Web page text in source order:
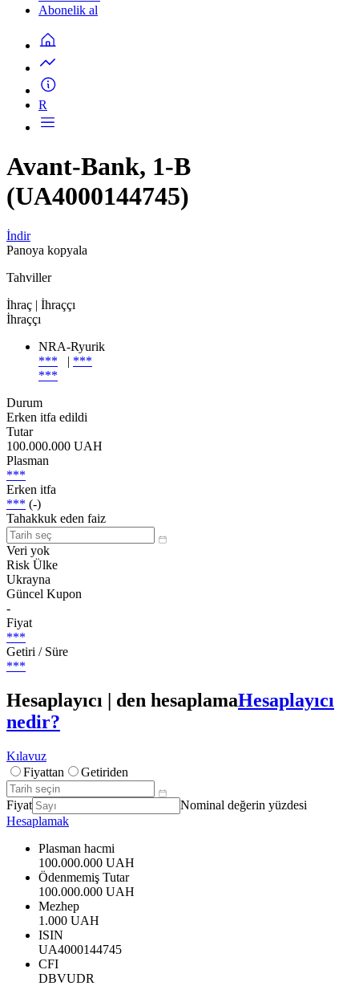
Abonelik al
R
Avant-Bank, 1-B
(UA4000144745)
İndir
Panoya kopyala
Tahviller
İhraç | İhraççı
İhraççı
NRA-Ryurik
***
| ***
***
Durum
Erken itfa edildi
Tutar
100.000.000 UAH
Plasman
***
Erken itfa
*** (-)
Tahakkuk eden faiz
Veri yok
Risk Ülke
Ukrayna
Güncel Kupon
-
Fiyat
***
Getiri / Süre
***
Hesaplayıcı | den hesaplamaHesaplayıcı
nedir?
Kılavuz
Fiyattan
Getiriden
Fiyat
Nominal değerin yüzdesi
Hesaplamak
Plasman hacmi
100.000.000 UAH
Ödenmemiş Tutar
100.000.000 UAH
Mezhep
1.000 UAH
ISIN
UA4000144745
CFI
DBVUDR